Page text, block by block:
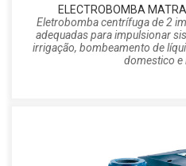
ELECTROBOMBA
Eletrobomba centrífuga de 2
adequadas para impulsionar
irrigação, bombeamento de
domestico e